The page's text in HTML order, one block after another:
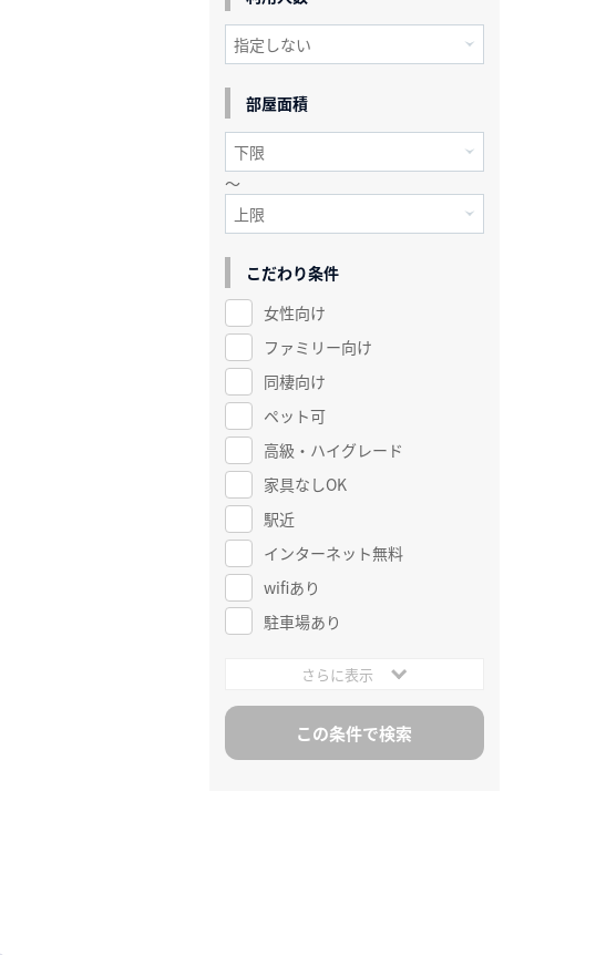
部屋面積
～
こだわり条件
女性向け
ファミリー向け
同棲向け
ペット可
高級・ハイグレード
家具なしOK
駅近
インターネット無料
wifiあり
駐車場あり
さらに表示